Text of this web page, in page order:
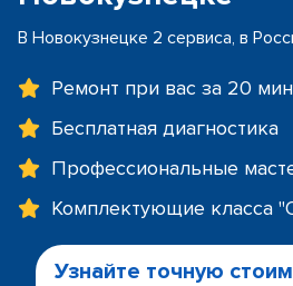
В Новокузнецке 2 сервиса, в
Ремонт при вас за 20
Бесплатная диагностика
Профессиональные
Комплектующие класса
Узнайте точную